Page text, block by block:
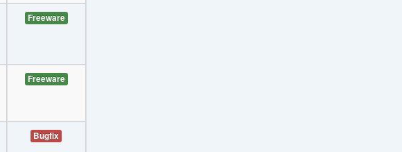
Freeware
Freeware
Bugfix